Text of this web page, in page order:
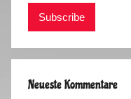
Neueste Kommentare